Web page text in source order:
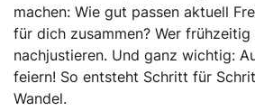
machen: Wie gut passen aktuell
für dich zusammen? Wer frühzeitig
nachjustieren. Und ganz wichtig:
feiern! So entsteht Schritt für
Wandel.